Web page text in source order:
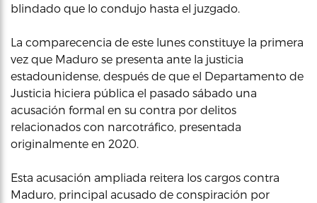
blindado que lo condujo hasta el juzgado.
La comparecencia de este lunes constituye la primera
vez que Maduro se presenta ante la justicia
estadounidense, después de que el Departamento de
Justicia hiciera pública el pasado sábado una
acusación formal en su contra por delitos
relacionados con narcotráfico, presentada
originalmente en 2020.
Esta acusación ampliada reitera los cargos contra
Maduro, principal acusado de conspiración por